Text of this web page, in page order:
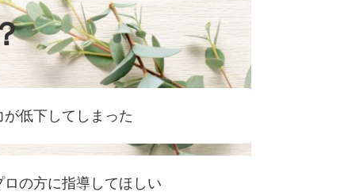
低下してしまった
の方に指導してほしい